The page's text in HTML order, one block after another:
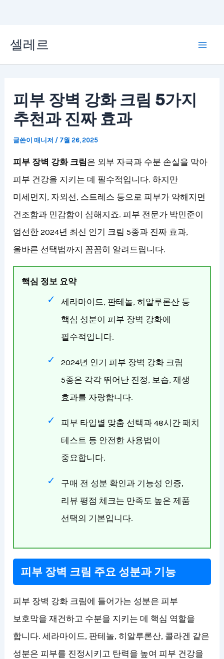
츠
셀레르
피부 장벽 강화 크림 5가지
추천과 진짜 효과
글쓴이매니저 / 7월 26, 2025
피부 장벽 강화 크림은 외부 자극과 수분 손실을 막아
피부 건강을 지키는 데 필수적입니다. 하지만
미세먼지, 자외선, 스트레스 등으로 피부가 약해지면
건조함과 민감함이 심해지죠. 피부 전문가 박민준이
엄선한 2024년 최신 인기 크림 5종과 진짜 효과,
올바른 선택법까지 꼼꼼히 알려드립니다.
핵심 정보 요약
세라마이드, 판테놀, 히알루론산 등
핵심 성분이 피부 장벽 강화에
필수적입니다.
2024년 인기 피부 장벽 강화 크림
5종은 각각 뛰어난 진정, 보습, 재생
효과를 자랑합니다.
피부 타입별 맞춤 선택과 48시간 패치
테스트 등 안전한 사용법이
중요합니다.
구매 전 성분 확인과 기능성 인증,
리뷰 평점 체크는 만족도 높은 제품
선택의 기본입니다.
피부 장벽 크림 주요 성분과 기능
피부 장벽 강화 크림에 들어가는 성분은 피부
보호막을 재건하고 수분을 지키는 데 핵심 역할을
합니다. 세라마이드, 판테놀, 히알루론산, 콜라겐 같은
성분은 피부를 진정시키고 탄력을 높여 피부 건강을